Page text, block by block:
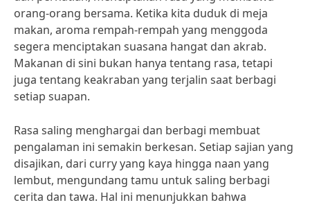
orang-orang bersama. Ketika kita duduk di meja
makan, aroma rempah-rempah yang menggoda
segera menciptakan suasana hangat dan akrab.
Makanan di sini bukan hanya tentang rasa, tetapi
juga tentang keakraban yang terjalin saat berbagi
setiap suapan.
Rasa saling menghargai dan berbagi membuat
pengalaman ini semakin berkesan. Setiap sajian yang
disajikan, dari curry yang kaya hingga naan yang
lembut, mengundang tamu untuk saling berbagi
cerita dan tawa. Hal ini menunjukkan bahwa